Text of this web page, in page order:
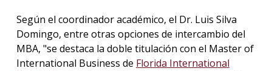
Según el coordinador académico, el Dr. Luis Silva
Domingo, entre otras opciones de intercambio del
MBA, "se destaca la doble titulación con el Master of
International Business de Florida International